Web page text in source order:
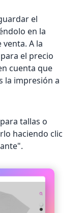
el
en la
A la
el precio
cuenta que
la impresión a
tallas o
haciendo clic